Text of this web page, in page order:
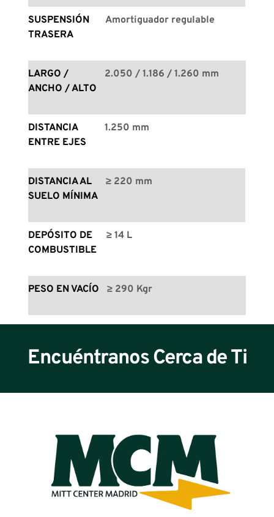
SUSPENSIÓN
TRASERA
Amortiguador regulable
LARGO /
ANCHO / ALTO
2.050 / 1.186 / 1.260 mm
DISTANCIA
ENTRE EJES
1.250 mm
DISTANCIA AL
SUELO MÍNIMA
≥ 220 mm
DEPÓSITO DE
COMBUSTIBLE
≥ 14 L
PESO EN VACÍO ≥ 290 Kgr
Encuéntranos Cerca de Ti